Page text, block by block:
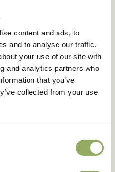
content and ads, to
and to analyse our traffic.
your use of our site with
and analytics partners who
that you’ve
collected from your use